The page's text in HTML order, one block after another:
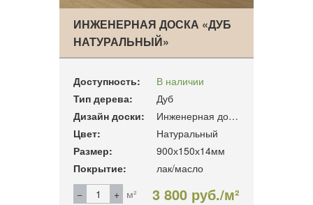
ИНЖЕНЕРНАЯ ДОСКА «ДУБ
НАТУРАЛЬНЫЙ»
Доступность:
В наличии
Тип дерева:
Дуб
Дизайн доски:
Инженерная доска
Цвет:
Натуральный
Размер:
900х150х14мм
Покрытие:
лак/масло
м²
3 800 руб./м²